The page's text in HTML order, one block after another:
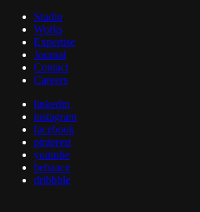
Studio
Works
Expertise
Journal
Contact
Careers
linkedin
instagram
facebook
pinterest
youtube
behance
dribbble